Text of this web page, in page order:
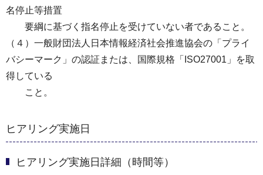
名停止等措置
要綱に基づく指名停止を受けていない者であること。
（４）一般財団法人日本情報経済社会推進協会の「プライ
バシーマーク」の認証または、国際規格「ISO27001」を取
得している
こと。
ヒアリング実施日
ヒアリング実施日詳細（時間等）